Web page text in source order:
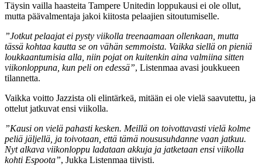
Täysin vailla haasteita Tampere Unitedin loppukausi ei ole ollut,
mutta päävalmentaja jakoi kiitosta pelaajien sitoutumiselle.
”Jotkut pelaajat ei pysty viikolla treenaamaan ollenkaan, mutta
tässä kohtaa kautta se on vähän semmoista. Vaikka siellä on pieniä
loukkaantumisia alla, niin pojat on kuitenkin aina valmiina sitten
viikonloppuna, kun peli on edessä”, Listenmaa avasi joukkueen
tilannetta.
Vaikka voitto Jazzista oli elintärkeä, mitään ei ole vielä saavutettu, ja
ottelut jatkuvat ensi viikolla.
”Kausi on vielä pahasti kesken. Meillä on toivottavasti vielä kolme
peliä jäljellä, ja toivotaan, että tämä noususuhdanne vaan jatkuu.
Nyt alkava viikonloppu ladataan akkuja ja jatketaan ensi viikolla
kohti Espoota”, Jukka Listenmaa tiivisti.